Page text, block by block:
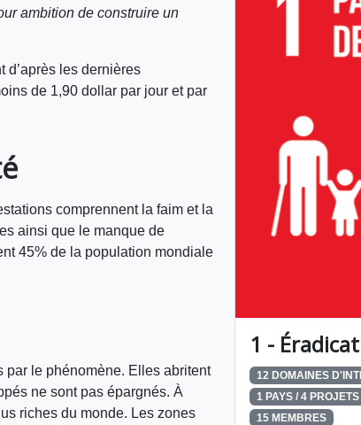
ambition de construire un
d’après les dernières
de 1,90 dollar par jour et par
comprennent la faim et la
ainsi que le manque de
45% de la population mondiale
par le phénomène. Elles abritent
ne sont pas épargnés. À
riches du monde. Les zones
1 -
12 DOMAINES
1 PAYS / 4 PROJETS
15 MEMBRES